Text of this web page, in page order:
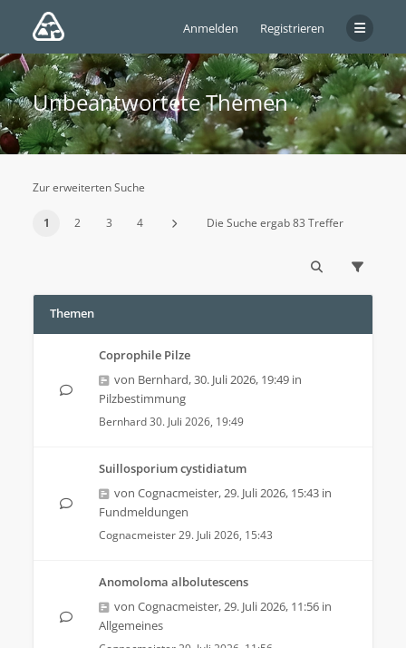
Anmelden Registrieren
Unbeantwortete Themen
Zur erweiterten Suche
1 2 3 4 Die Suche ergab 83 Treffer
Themen
Coprophile Pilze
von Bernhard,30. Juli 2026, 19:49 in
Pilzbestimmung
Bernhard30. Juli 2026, 19:49
Suillosporium cystidiatum
von Cognacmeister,29. Juli 2026, 15:43 in
Fundmeldungen
Cognacmeister29. Juli 2026, 15:43
Anomoloma albolutescens
von Cognacmeister,29. Juli 2026, 11:56 in
Allgemeines